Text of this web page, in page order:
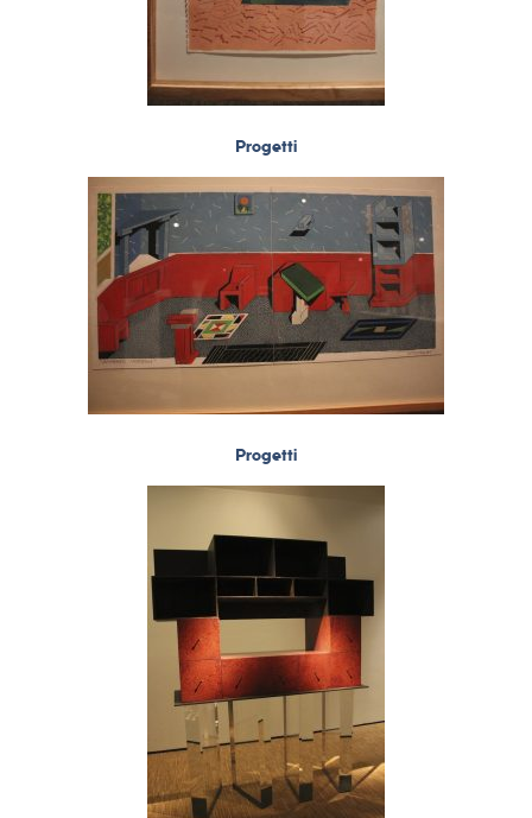
Progetti
Progetti